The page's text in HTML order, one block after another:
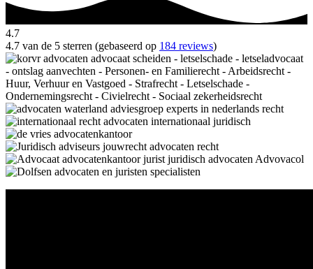
4.7
4.7 van de 5 sterren (gebaseerd op 184 reviews)